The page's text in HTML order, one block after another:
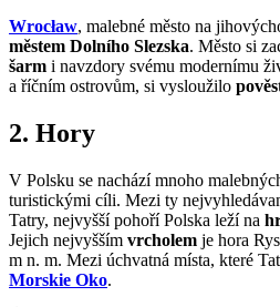
Wrocław, malebné město na
městem Dolního Slezska. Město si
šarm i navzdory svému modernímu
a říčním ostrovům, si vysloužilo
2. Hory
V Polsku se nachází mnoho
turistickými cíli. Mezi ty
Tatry, nejvyšší pohoří Polska leží na
Jejich nejvyšším vrcholem je hora
m n. m. Mezi úchvatná místa, které
Morskie Oko.